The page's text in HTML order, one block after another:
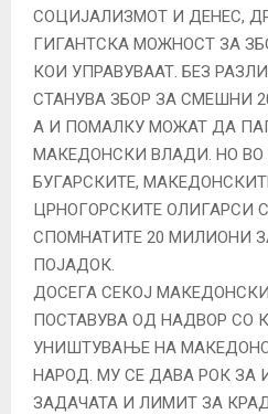
СОЦИЈАЛИЗМОТ И ДЕНЕС,
ГИГАНТСКА МОЖНОСТ ЗА
КОИ УПРАВУВААТ. БЕЗ
СТАНУВА ЗБОР ЗА СМЕШНИ
А И ПОМАЛКУ МОЖАТ ДА
МАКЕДОНСКИ ВЛАДИ. НО
БУГАРСКИТЕ,
ЦРНОГОРСКИТЕ ОЛИГАРСИ
СПОМНАТИТЕ 20 МИЛИОНИ
ПОЈАДОК.
ДОСЕГА СЕКОЈ
ПОСТАВУВА ОД НАДВОР СО
УНИШТУВАЊЕ НА
НАРОД. МУ СЕ ДАВА РОК
ЗАДАЧАТА И ЛИМИТ ЗА